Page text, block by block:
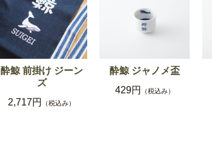
酔鯨 前掛け ジーン
ズ
2,717円
（税込み）
酔鯨 ジャノメ盃
429円
（税込み）